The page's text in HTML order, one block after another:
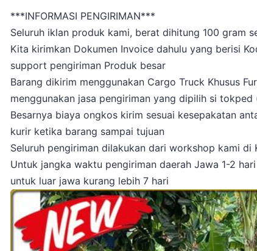
***INFORMASI PENGIRIMAN***
Seluruh iklan produk kami, berat dihitung 100 gram
Kita kirimkan Dokumen Invoice dahulu yang berisi
support pengiriman Produk besar
Barang dikirim menggunakan Cargo Truck Khusus
menggunakan jasa pengiriman yang dipilih si
Besarnya biaya ongkos kirim sesuai kesepakatan
kurir ketika barang sampai tujuan
Seluruh pengiriman dilakukan dari workshop kami di
Untuk jangka waktu pengiriman daerah Jawa 1-2 hari
untuk luar jawa kurang lebih 7 hari